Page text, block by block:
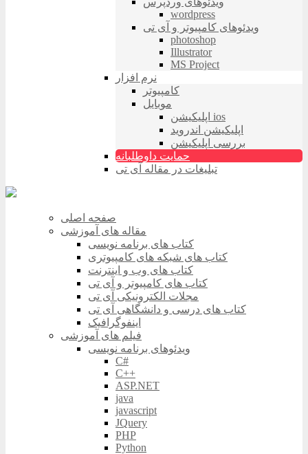
wordpress
ویدئوهای کامپیوتر و آی تی
photoshop
Illustrator
MS Project
نرم افزار
کامپیوتر
موبایل
اپلیکیشن ios
اپلیکیشن اندروید
بررسی اپلیکیشن
حمایت داوطلبانه
تبلیغات در مقاله آی تی
صفحه اصلی
مقاله های آموزشی
کتاب های برنامه نویسی
کتاب های شبکه های کامپیوتری
کتاب های وب و اینترنت
کتاب های کامپیوتر و آی تی
مجلات الکترونیکی آی تی
کتاب های درسی و دانشگاهی آی تی
اینفوگرافیک
فیلم های آموزشی
ویدئوهای برنامه نویسی
C#
C++
ASP.NET
java
javascript
JQuery
PHP
Python